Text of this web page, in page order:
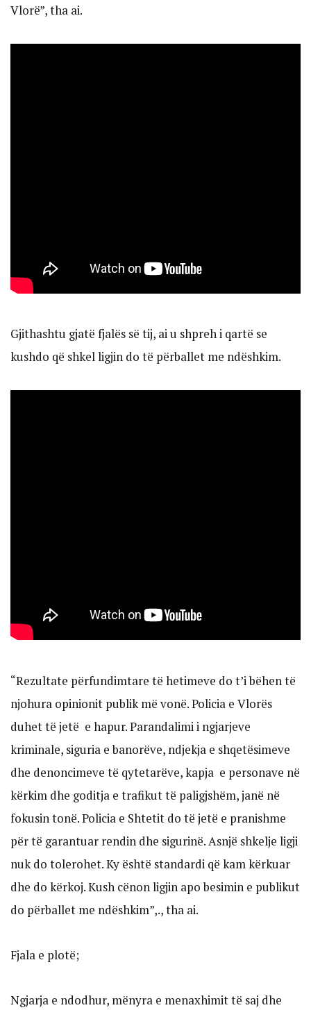
Vlorë”, tha ai.
Gjithashtu gjatë fjalës së tij, ai u shpreh i qartë se
kushdo që shkel ligjin do të përballet me ndëshkim.
“Rezultate përfundimtare të hetimeve do t’i bëhen të
njohura opinionit publik më vonë. Policia e Vlorës
duhet të jetë e hapur. Parandalimi i ngjarjeve
kriminale, siguria e banorëve, ndjekja e shqetësimeve
dhe denoncimeve të qytetarëve, kapja e personave në
kërkim dhe goditja e trafikut të paligjshëm, janë në
fokusin tonë. Policia e Shtetit do të jetë e pranishme
për të garantuar rendin dhe sigurinë. Asnjë shkelje ligji
nuk do tolerohet. Ky është standardi që kam kërkuar
dhe do kërkoj. Kush cënon ligjin apo besimin e publikut
do përballet me ndëshkim”,., tha ai.
Fjala e plotë;
Ngjarja e ndodhur, mënyra e menaxhimit të saj dhe